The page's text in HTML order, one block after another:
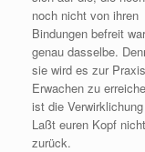
noch nicht von ihren
Bindungen befreit
genau dasselbe.
sie wird es zur
Erwachen zu
ist die
Laßt euren Kopf
zurück.